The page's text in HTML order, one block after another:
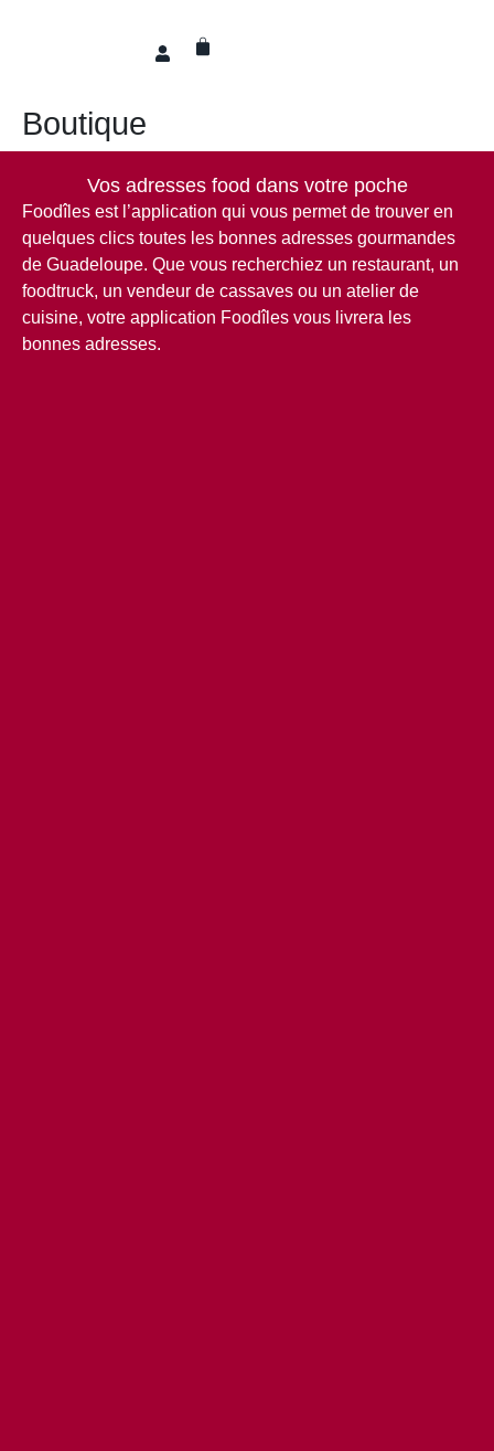
Boutique
Vos adresses food dans votre poche
Foodîles est l’application qui vous permet de trouver en
quelques clics toutes les bonnes adresses gourmandes
de Guadeloupe. Que vous recherchiez un restaurant, un
foodtruck, un vendeur de cassaves ou un atelier de
cuisine, votre application Foodîles vous livrera les
bonnes adresses.